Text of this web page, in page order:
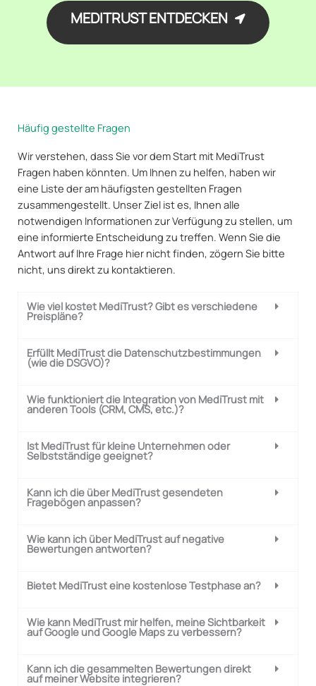
MEDITRUST ENTDECKEN
Häufig gestellte Fragen
Wir verstehen, dass Sie vor dem Start mit MediTrust
Fragen haben könnten. Um Ihnen zu helfen, haben wir
eine Liste der am häufigsten gestellten Fragen
zusammengestellt. Unser Ziel ist es, Ihnen alle
notwendigen Informationen zur Verfügung zu stellen, um
eine informierte Entscheidung zu treffen. Wenn Sie die
Antwort auf Ihre Frage hier nicht finden, zögern Sie bitte
nicht, uns direkt zu kontaktieren.
Wie viel kostet MediTrust? Gibt es verschiedene
Preispläne?
Erfüllt MediTrust die Datenschutzbestimmungen
(wie die DSGVO)?
Wie funktioniert die Integration von MediTrust mit
anderen Tools (CRM, CMS, etc.)?
Ist MediTrust für kleine Unternehmen oder
Selbstständige geeignet?
Kann ich die über MediTrust gesendeten
Fragebögen anpassen?
Wie kann ich über MediTrust auf negative
Bewertungen antworten?
Bietet MediTrust eine kostenlose Testphase an?
Wie kann MediTrust mir helfen, meine Sichtbarkeit
auf Google und Google Maps zu verbessern?
Kann ich die gesammelten Bewertungen direkt
auf meiner Website integrieren?